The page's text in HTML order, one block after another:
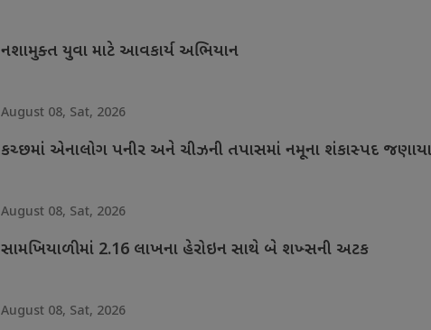
નશામુક્ત યુવા માટે આવકાર્ય અભિયાન
August 08, Sat, 2026
કચ્છમાં એનાલોગ પનીર અને ચીઝની તપાસમાં નમૂના શંકાસ્પદ જણાયા
August 08, Sat, 2026
સામખિયાળીમાં 2.16 લાખના હેરોઇન સાથે બે શખ્સની અટક
August 08, Sat, 2026